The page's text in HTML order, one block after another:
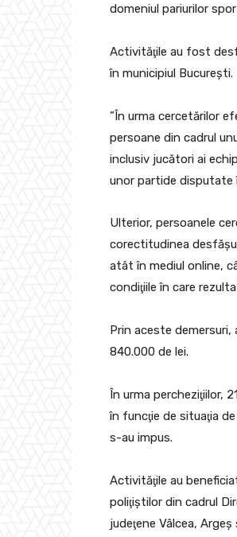
domeniul pariurilor
Activităţile au fost
în municipiul Bucureşti.
”În urma cercetărilor
persoane din cadrul
inclusiv jucători ai
unor partide disputate
Ulterior, persoanele
corectitudinea
atât în mediul online,
condiţiile în care
Prin aceste
840.000 de lei.
În urma percheziţiilor,
în funcţie de situaţia
s-au impus.
Activităţile au
poliţiştilor din cadrul
judeţene Vâlcea,